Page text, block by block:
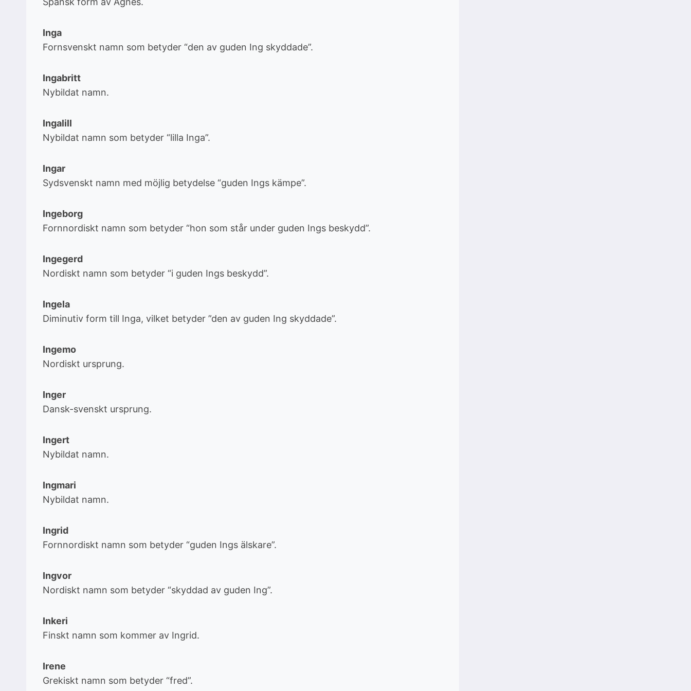
Inga
Fornsvenskt namn som betyder “den av guden Ing skyddade”.
Ingabritt
Nybildat namn.
Ingalill
Nybildat namn som betyder “lilla Inga”.
Ingar
Sydsvenskt namn med möjlig betydelse “guden Ings kämpe”.
Ingeborg
Fornnordiskt namn som betyder “hon som står under guden Ings beskydd”.
Ingegerd
Nordiskt namn som betyder “i guden Ings beskydd”.
Ingela
Diminutiv form till Inga, vilket betyder ”den av guden Ing skyddade”.
Ingemo
Nordiskt ursprung.
Inger
Dansk-svenskt ursprung.
Ingert
Nybildat namn.
Ingmari
Nybildat namn.
Ingrid
Fornnordiskt namn som betyder “guden Ings älskare”.
Ingvor
Nordiskt namn som betyder “skyddad av guden Ing”.
Inkeri
Finskt namn som kommer av Ingrid.
Irene
Grekiskt namn som betyder “fred”.